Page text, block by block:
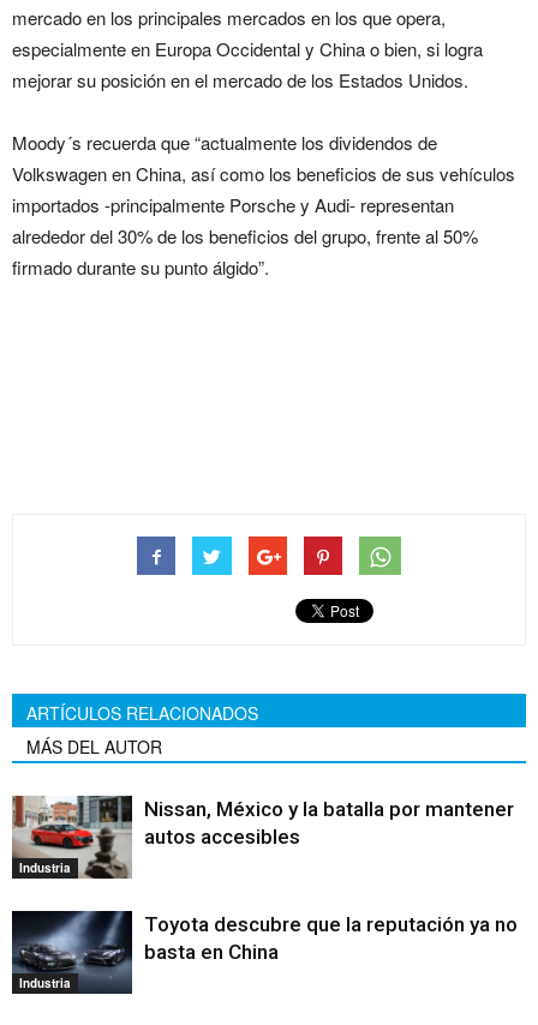
mercado en los principales mercados en los que opera,
especialmente en Europa Occidental y China o bien, si logra
mejorar su posición en el mercado de los Estados Unidos.
Moody´s recuerda que “actualmente los dividendos de
Volkswagen en China, así como los beneficios de sus vehículos
importados -principalmente Porsche y Audi- representan
alrededor del 30% de los beneficios del grupo, frente al 50%
firmado durante su punto álgido”.
ARTÍCULOS RELACIONADOS
MÁS DEL AUTOR
Industria
Nissan, México y la batalla por mantener
autos accesibles
Industria
Toyota descubre que la reputación ya no
basta en China